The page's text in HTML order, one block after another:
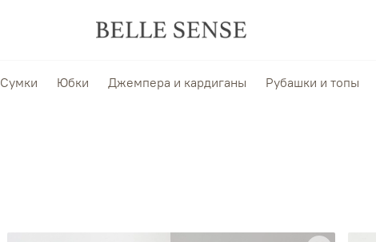
Сумки Юбки Джемпера и кардиганы Рубашки и топы